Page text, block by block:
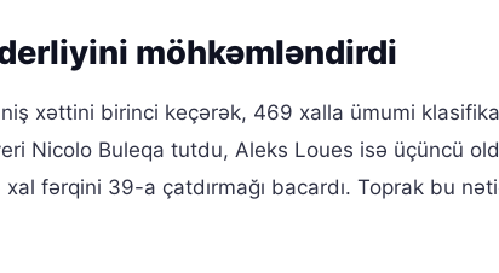
möhkəmləndirdi
xəttini birinci keçərək, 469 xalla ümumi
Nicolo Buleqa tutdu, Aleks Loues isə üçüncü
fərqini 39-a çatdırmağı bacardı. Toprak bu